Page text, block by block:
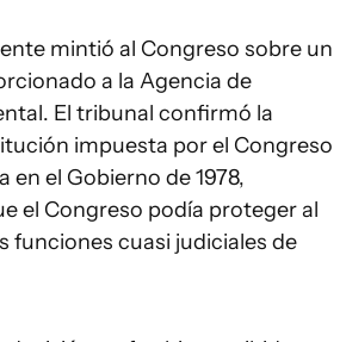
mintió al Congreso sobre un
a la Agencia de
El tribunal confirmó la
impuesta por el Congreso
en el Gobierno de 1978,
el Congreso podía proteger al
funciones cuasi judiciales de